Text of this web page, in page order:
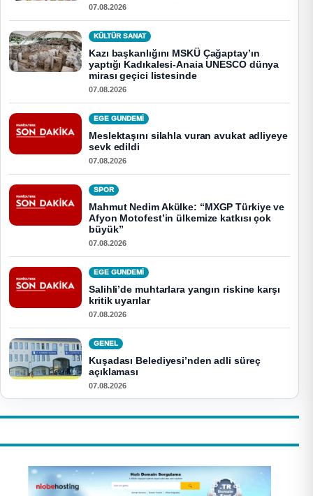
07.08.2026
KÜLTÜR SANAT
Kazı başkanlığını MSKÜ Çağaptay’ın
yaptığı Kadıkalesi-Anaia UNESCO dünya
mirası geçici listesinde
07.08.2026
EGE GUNDEMİ
Meslektaşını silahla vuran avukat adliyeye
sevk edildi
07.08.2026
SPOR
Mahmut Nedim Akülke: “MXGP Türkiye ve
Afyon Motofest’in ülkemize katkısı çok
büyük”
07.08.2026
EGE GUNDEMİ
Salihli’de muhtarlara yangın riskine karşı
kritik uyarılar
07.08.2026
GENEL
Kuşadası Belediyesi’nden adli süreç
açıklaması
07.08.2026